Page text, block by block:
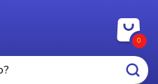
0